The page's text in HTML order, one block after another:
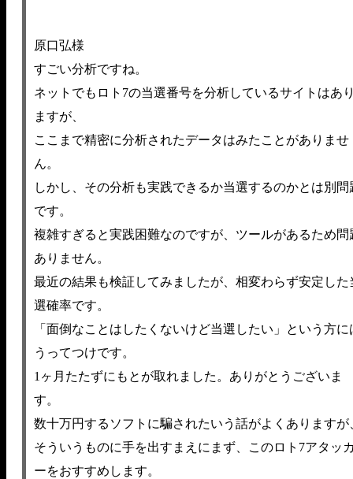
原口弘様
すごい分析ですね。
ネットでもロト7の当選番号を分析しているサイトはあ
ますが、
ここまで精密に分析されたデータはみたことがありませ
ん。
しかし、その分析も実践できるか当選するのかとは別問
です。
複雑すぎると実践困難なのですが、ツールがあるため問
ありません。
最近の結果も検証してみましたが、相変わらず安定した
選確率です。
「面倒なことはしたくないけど当選したい」という方に
うってつけです。
1ヶ月たたずにもとが取れました。ありがとうございま
す。
数十万円するソフトに騙されたいう話がよくありますが
そういうものに手を出すまえにまず、このロト7アタッ
ーをおすすめします。